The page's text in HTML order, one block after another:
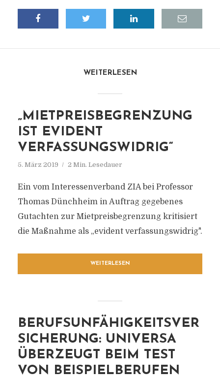
WEITERLESEN
„MIETPREISBEGRENZUNG
IST EVIDENT
VERFASSUNGSWIDRIG“
5. März 2019 2 Min. Lesedauer
Ein vom Interessenverband ZIA bei Professor
Thomas Dünchheim in Auftrag gegebenes
Gutachten zur Mietpreisbegrenzung kritisiert
die Maßnahme als „evident verfassungswidrig".
WEITERLESEN
BERUFSUNFÄHIGKEITSVER
SICHERUNG: UNIVERSA
ÜBERZEUGT BEIM TEST
VON BEISPIELBERUFEN